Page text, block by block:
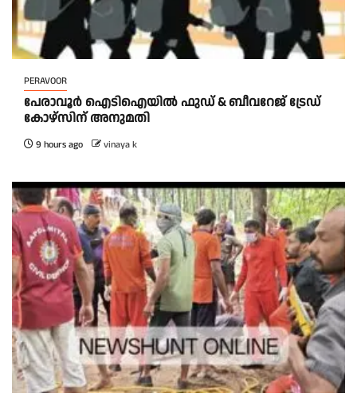
PERAVOOR
പേരാവൂർ ഐടിഐയിൽ ഫുഡ് & ബീവറേജ് ട്രേഡ്
കോഴ്സിന് അനുമതി
9 hours ago vinaya k